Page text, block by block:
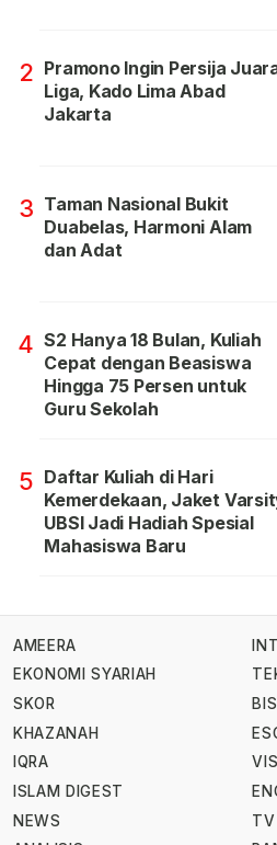
2 Pramono Ingin Persija
Liga, Kado Lima Abad
Jakarta
3 Taman Nasional Bukit
Duabelas, Harmoni Alam
dan Adat
4 S2 Hanya 18 Bulan, Kuliah
Cepat dengan Beasiswa
Hingga 75 Persen untuk
Guru Sekolah
5 Daftar Kuliah di Hari
Kemerdekaan, Jaket
UBSI Jadi Hadiah Spesial
Mahasiswa Baru
AMEERA
EKONOMI SYARIAH
SKOR
KHAZANAH
IQRA
ISLAM DIGEST
NEWS
TV